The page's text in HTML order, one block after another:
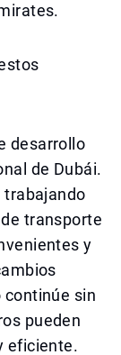
desarrollo
de Dubái.
trabajando
transporte
y
sin
pueden
eficiente.